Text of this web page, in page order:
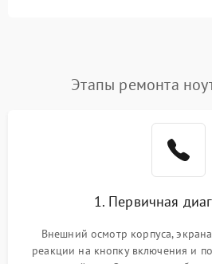
Этапы ремонта
1. Первичная
Внешний осмотр корпуса,
реакции на кнопку включения и